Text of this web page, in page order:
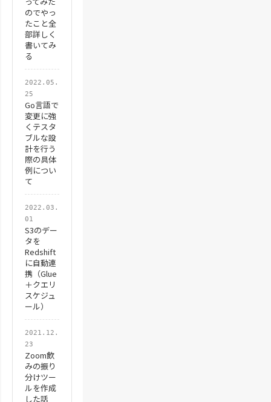
のでやっ
たこと全
部詳しく
書いてみ
る
2022.05.
25
Go言語で
変更に強
くテスタ
ブルな設
計を行う
際の具体
例につい
て
2022.03.
01
S3のデー
タを
Redshift
に自動連
携（Glue
＋クエリ
スケジュ
ール）
2021.12.
23
Zoom飲
みの振り
分けツー
ルを作成
した話